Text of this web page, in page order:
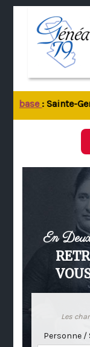
base: Sainte-
En
Les
Personne /